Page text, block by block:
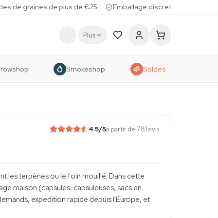
de graines de plus de €25 Emballage discret
Plus
Smokeshop Soldes
4.5/5à partir de 781 avis
lesterpènes ou le foin mouillé. Dans cette
maison (capsules, capsuleuses, sacs en
expédition rapide depuis l'Europe, et